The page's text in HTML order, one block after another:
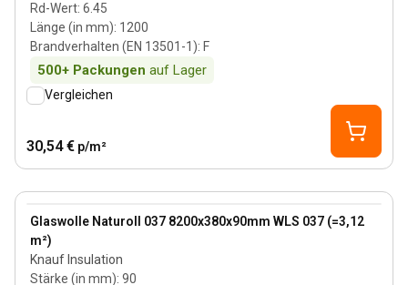
Rd-Wert: 6.45
Länge (in mm): 1200
Brandverhalten (EN 13501-1): F
500+ Packungen auf Lager
Vergleichen
30,54 € p/m²
Glaswolle Naturoll 037 8200x380x90mm WLS 037 (=3,12
m²)
Knauf Insulation
Stärke (in mm): 90
View product